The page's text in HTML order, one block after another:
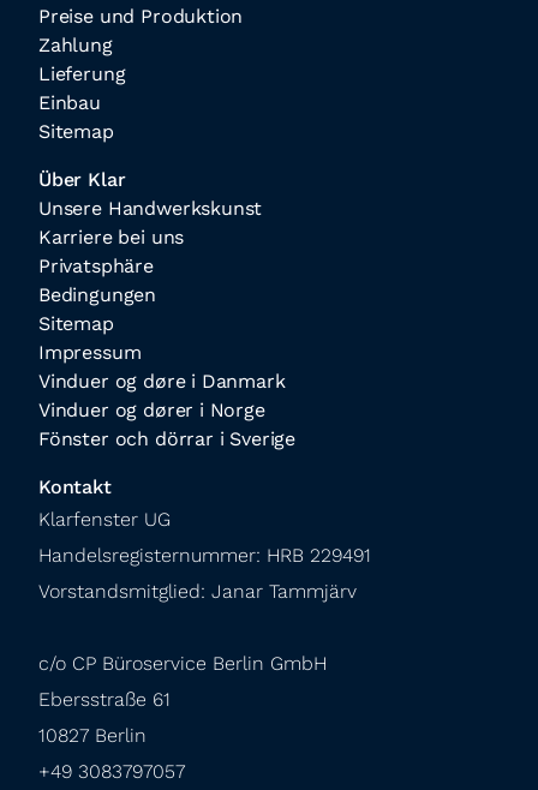
Preise und Produktion
Zahlung
Lieferung
Einbau
Sitemap
Über Klar
Unsere Handwerkskunst
Karriere bei uns
Privatsphäre
Bedingungen
Sitemap
Impressum
Vinduer og døre i Danmark
Vinduer og dører i Norge
Fönster och dörrar i Sverige
Kontakt
Klarfenster UG
Handelsregisternummer: HRB 229491
Vorstandsmitglied: Janar Tammjärv
c/o CP Büroservice Berlin GmbH
Ebersstraße 61
10827 Berlin
+49 3083797057